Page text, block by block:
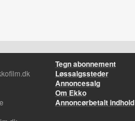
Tegn abonnement
Løssalgssteder
Annoncesalg
Om Ekko
Annoncørbetalt indhold